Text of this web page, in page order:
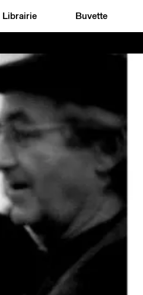
Librairie Buvette